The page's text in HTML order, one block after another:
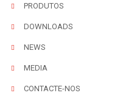
PRODUTOS
DOWNLOADS
NEWS
MEDIA
CONTACTE-NOS